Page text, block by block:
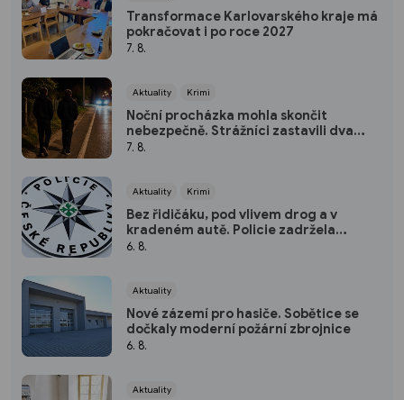
Transformace Karlovarského kraje má
pokračovat i po roce 2027
7. 8.
Aktuality Krimi
Noční procházka mohla skončit
nebezpečně. Strážníci zastavili dva
mladíky mířící do Bohatic
7. 8.
Aktuality Krimi
Bez řidičáku, pod vlivem drog a v
kradeném autě. Policie zadržela
třicetiletého muže
6. 8.
Aktuality
Nové zázemí pro hasiče. Sobětice se
dočkaly moderní požární zbrojnice
6. 8.
Aktuality